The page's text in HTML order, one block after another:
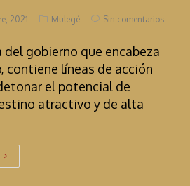
2021 Mulegé Sin comentarios
gobierno que encabeza
contiene líneas de acción
el potencial de
atractivo y de alta